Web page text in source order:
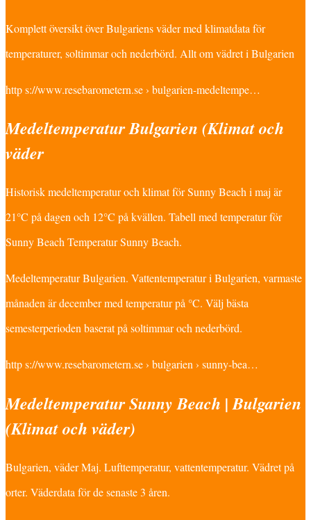
Komplett översikt över Bulgariens väder med klimatdata för
temperaturer, soltimmar och nederbörd. Allt om vädret i Bulgarien
http s://www.resebarometern.se › bulgarien-medeltempe…
Medeltemperatur Bulgarien (Klimat och
väder
Historisk medeltemperatur och klimat för Sunny Beach i maj är
21°C på dagen och 12°C på kvällen. Tabell med temperatur för
Sunny Beach Temperatur Sunny Beach.
Medeltemperatur Bulgarien. Vattentemperatur i Bulgarien, varmaste
månaden är december med temperatur på °C. Välj bästa
semesterperioden baserat på soltimmar och nederbörd.
http s://www.resebarometern.se › bulgarien › sunny-bea…
Medeltemperatur Sunny Beach | Bulgarien
(Klimat och väder)
Bulgarien, väder Maj. Lufttemperatur, vattentemperatur. Vädret på
orter. Väderdata för de senaste 3 åren.